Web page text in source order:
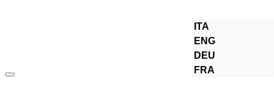
ITA
ENG
DEU
FRA
Torre Lapillo